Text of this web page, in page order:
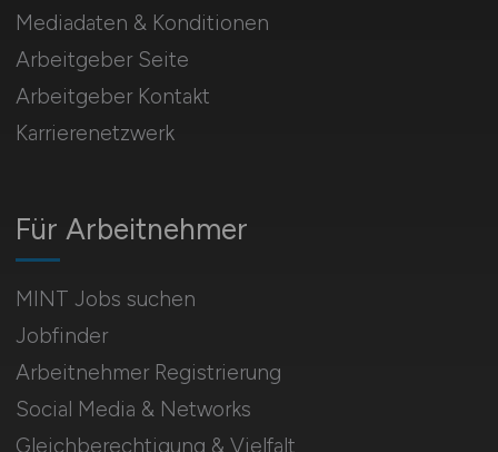
Für Arbeitnehmer
MINT Jobs suchen
Jobfinder
Arbeitnehmer Registrierung
Social Media & Networks
Gleichberechtigung & Vielfalt
Mediadaten & Konditionen
Arbeitgeber Seite
Arbeitgeber Kontakt
Karrierenetzwerk